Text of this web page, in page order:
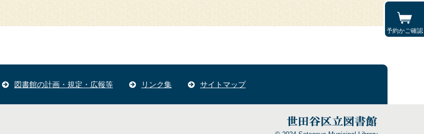
予約かご確認
図書館の計画・規定・広報等 リンク集 サイトマップ